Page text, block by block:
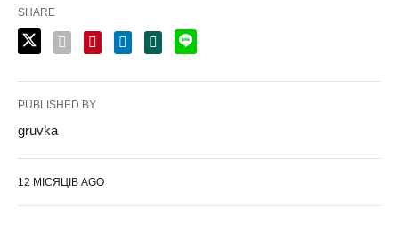
SHARE
PUBLISHED BY
gruvka
12 МІСЯЦІВ AGO